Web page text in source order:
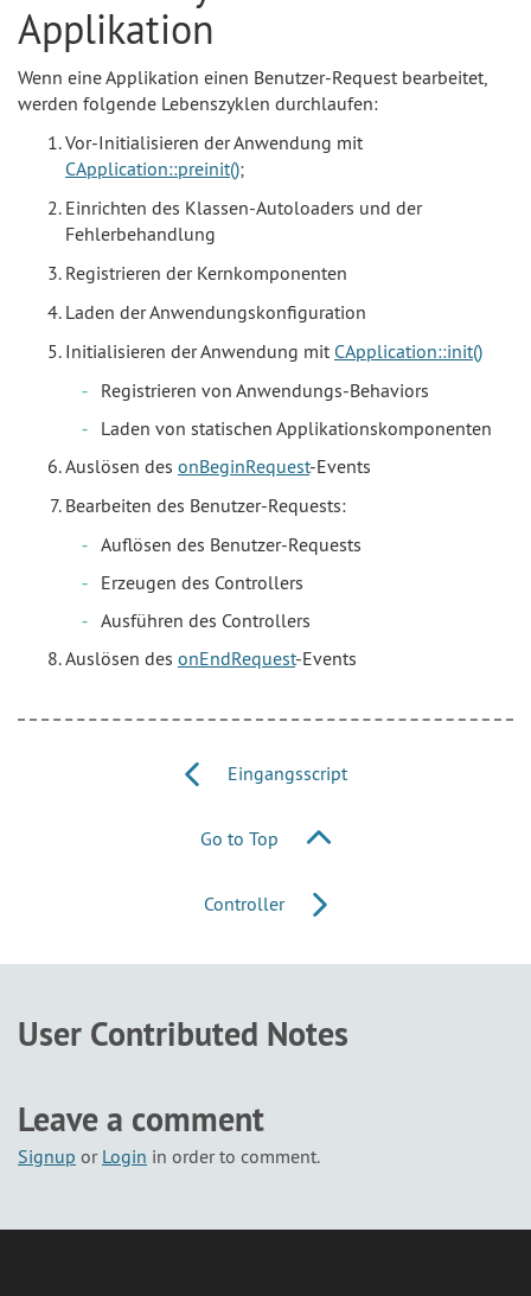
Applikation
Wenn eine Applikation einen Benutzer-Request bearbeitet,
werden folgende Lebenszyklen durchlaufen:
Vor-Initialisieren der Anwendung mit
CApplication::preinit();
Einrichten des Klassen-Autoloaders und der
Fehlerbehandlung
Registrieren der Kernkomponenten
Laden der Anwendungskonfiguration
Initialisieren der Anwendung mit CApplication::init()
Registrieren von Anwendungs-Behaviors
Laden von statischen Applikationskomponenten
Auslösen des onBeginRequest-Events
Bearbeiten des Benutzer-Requests:
Auflösen des Benutzer-Requests
Erzeugen des Controllers
Ausführen des Controllers
Auslösen des onEndRequest-Events
Eingangsscript
Go to Top
Controller
User Contributed Notes
Leave a comment
Signup or Login in order to comment.